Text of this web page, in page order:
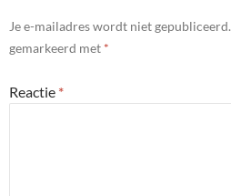
Je e-mailadres wordt niet gepubliceerd.
gemarkeerd met *
Reactie *